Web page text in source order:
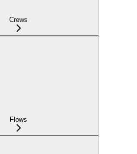
Crews
Flows